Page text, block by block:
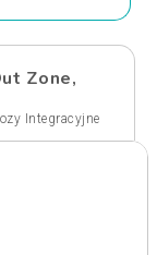
Zone,
Integracyjne